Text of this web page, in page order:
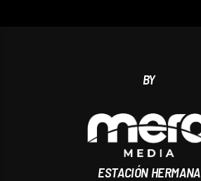
BY
ESTACIÓN HERMANA